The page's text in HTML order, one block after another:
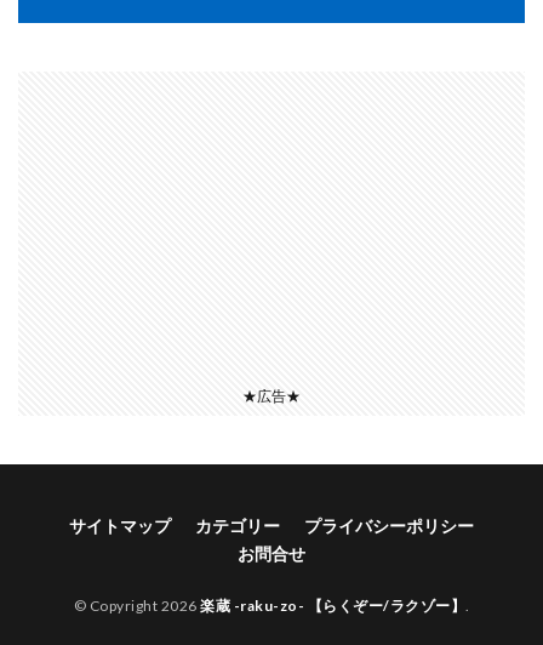
★広告★
サイトマップ カテゴリー
プライバシーポリシー
お問合せ
© Copyright 2026 楽蔵 -raku-zo- 【らくぞー/ラクゾー】 .